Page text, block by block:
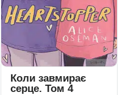
Коли завмирає
серце. Том 4